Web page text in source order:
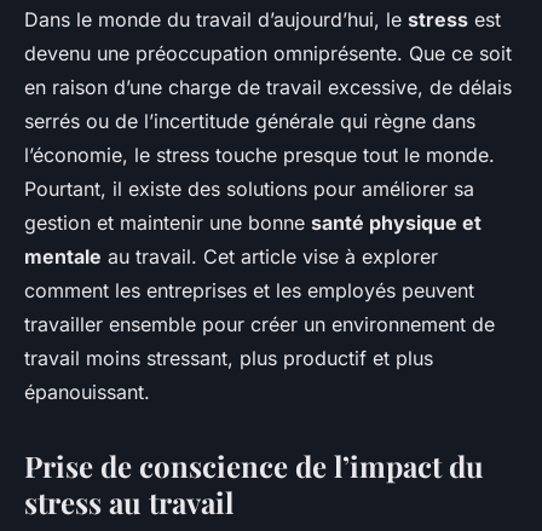
Comment améliorer la gestion
du stress en milieu
professionnel ?
Marie•26 janvier 2024•6 min de lecture
Dans le monde du travail d’aujourd’hui, le stress est
devenu une préoccupation omniprésente. Que ce soit
en raison d’une charge de travail excessive, de délais
serrés ou de l’incertitude générale qui règne dans
l’économie, le stress touche presque tout le monde.
Pourtant, il existe des solutions pour améliorer sa
gestion et maintenir une bonne santé physique et
mentale au travail. Cet article vise à explorer
comment les entreprises et les employés peuvent
travailler ensemble pour créer un environnement de
travail moins stressant, plus productif et plus
épanouissant.
Prise de conscience de l’impact du
stress au travail